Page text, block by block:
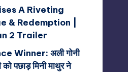
A Riveting
& Redemption |
2 Trailer
Winner: अली गोनी
पछाड़ मिनी माथुर ने